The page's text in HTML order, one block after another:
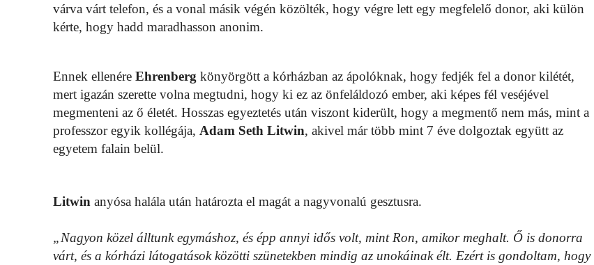
várva várt telefon, és a vonal másik végén közölték, hogy végre lett egy megfelelő donor, aki külön
kérte, hogy hadd maradhasson anonim.
Ennek ellenére Ehrenberg könyörgött a kórházban az ápolóknak, hogy fedjék fel a donor kilétét,
mert igazán szerette volna megtudni, hogy ki ez az önfeláldozó ember, aki képes fél veséjével
megmenteni az ő életét. Hosszas egyeztetés után viszont kiderült, hogy a megmentő nem más, mint a
professzor egyik kollégája, Adam Seth Litwin, akivel már több mint 7 éve dolgoztak együtt az
egyetem falain belül.
Litwin anyósa halála után határozta el magát a nagyvonalú gesztusra.
„Nagyon közel álltunk egymáshoz, és épp annyi idős volt, mint Ron, amikor meghalt. Ő is donorra
várt, és a kórházi látogatások közötti szünetekben mindig az unokáinak élt. Ezért is gondoltam, hogy